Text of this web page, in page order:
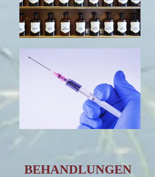
BEHANDLUNGEN